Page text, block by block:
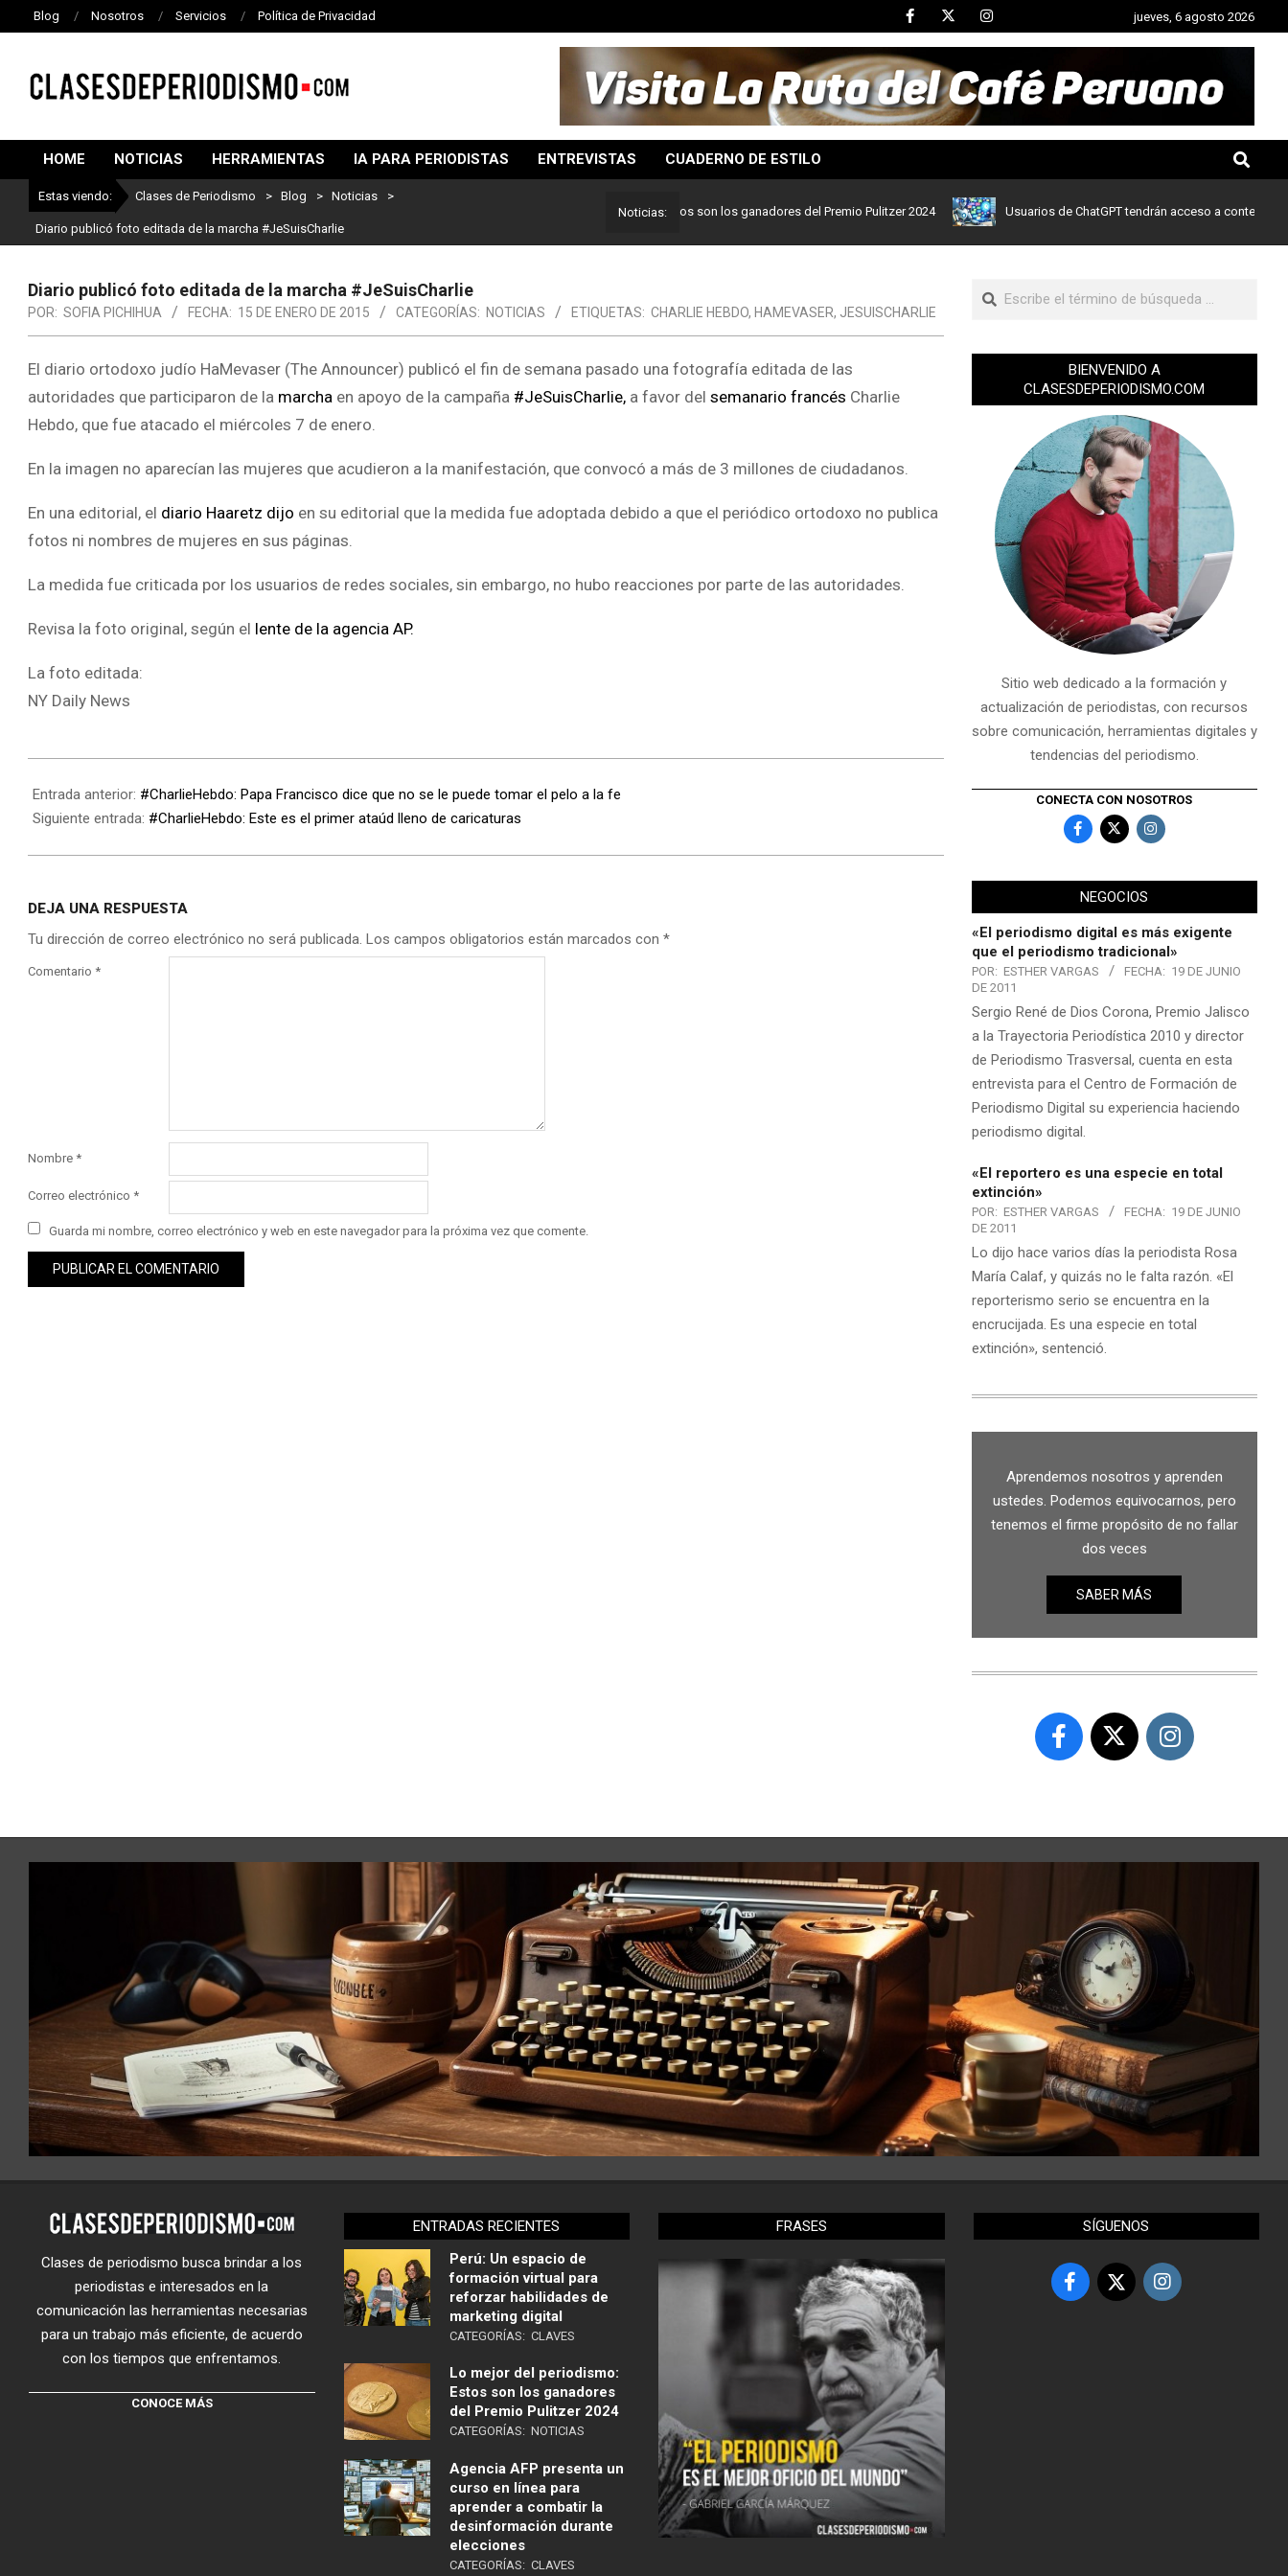
Blog Nosotros Servicios Política de Privacidad jueves, 6 agosto 2026
DE
PERIODISMO
HOME NOTICIAS HERRAMIENTAS IA PARA PERIODISTAS ENTREVISTAS CUADERNO DE ESTILO
Estas viendo: Clases de Periodismo > Blog > Noticias >
Diario publicó foto editada de la marcha #JeSuisCharlie
Noticias:
Lo mejor del periodismo: Estos son los ganadores del Premio Pulitzer 2024 Usuarios de ChatGPT tendrán acceso a contenidos de
Diario publicó foto editada de la marcha #JeSuisCharlie
POR: SOFIA PICHIHUA FECHA: 15 DE ENERO DE 2015 CATEGORÍAS: NOTICIAS ETIQUETAS: CHARLIE HEBDO, HAMEVASER, JESUISCHARLIE
El diario ortodoxo judío HaMevaser (The Announcer) publicó el fin de semana pasado una fotografía editada de las
autoridades que participaron de la marcha en apoyo de la campaña #JeSuisCharlie, a favor del semanario francés Charlie
Hebdo, que fue atacado el miércoles 7 de enero.
En la imagen no aparecían las mujeres que acudieron a la manifestación, que convocó a más de 3 millones de ciudadanos.
En una editorial, el diario Haaretz dijo en su editorial que la medida fue adoptada debido a que el periódico ortodoxo no publica
fotos ni nombres de mujeres en sus páginas.
La medida fue criticada por los usuarios de redes sociales, sin embargo, no hubo reacciones por parte de las autoridades.
Revisa la foto original, según el lente de la agencia AP.
La foto editada:
NY Daily News
Entrada anterior: #CharlieHebdo: Papa Francisco dice que no se le puede tomar el pelo a la fe
Siguiente entrada: #CharlieHebdo: Este es el primer ataúd lleno de caricaturas
DEJA UNA RESPUESTA
Tu dirección de correo electrónico no será publicada. Los campos obligatorios están marcados con *
Comentario *
Nombre *
Correo electrónico *
Guarda mi nombre, correo electrónico y web en este navegador para la próxima vez que comente.
BIENVENIDO A
CLASESDEPERIODISMO.COM
Sitio web dedicado a la formación y
actualización de periodistas, con recursos
sobre comunicación, herramientas digitales y
tendencias del periodismo.
CONECTA CON NOSOTROS
NEGOCIOS
«El periodismo digital es más exigente
que el periodismo tradicional»
POR: ESTHER VARGAS FECHA: 19 DE JUNIO
DE 2011
Sergio René de Dios Corona, Premio Jalisco
a la Trayectoria Periodística 2010 y director
de Periodismo Trasversal, cuenta en esta
entrevista para el Centro de Formación de
Periodismo Digital su experiencia haciendo
periodismo digital.
«El reportero es una especie en total
extinción»
POR: ESTHER VARGAS FECHA: 19 DE JUNIO
DE 2011
Lo dijo hace varios días la periodista Rosa
María Calaf, y quizás no le falta razón. «El
reporterismo serio se encuentra en la
encrucijada. Es una especie en total
extinción», sentenció.
Aprendemos nosotros y aprenden
ustedes. Podemos equivocarnos, pero
tenemos el firme propósito de no fallar
dos veces
SABER MÁS
Clases de periodismo busca brindar a los
periodistas e interesados en la
comunicación las herramientas necesarias
para un trabajo más eficiente, de acuerdo
con los tiempos que enfrentamos.
CONOCE MÁS
ENTRADAS RECIENTES
Perú: Un espacio de
formación virtual para
reforzar habilidades de
marketing digital
CATEGORÍAS: CLAVES
Lo mejor del periodismo:
Estos son los ganadores
del Premio Pulitzer 2024
CATEGORÍAS: NOTICIAS
Agencia AFP presenta un
curso en línea para
aprender a combatir la
desinformación durante
elecciones
CATEGORÍAS: CLAVES
FRASES SÍGUENOS